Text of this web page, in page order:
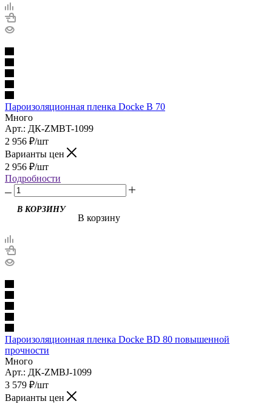
Пароизоляционная пленка Docke B 70
Много
Арт.: ДК-ZMBT-1099
2 956 ₽/шт
Варианты цен
2 956 ₽/шт
Подробности
В корзину
Пароизоляционная пленка Docke BD 80 повышенной
прочности
Много
Арт.: ДК-ZMBJ-1099
3 579 ₽/шт
Варианты цен